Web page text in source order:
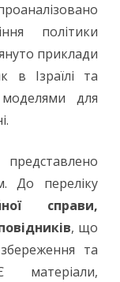
політики
приклади
в Ізраїлі та
для
До переліку
справи,
, що
та
матеріали,